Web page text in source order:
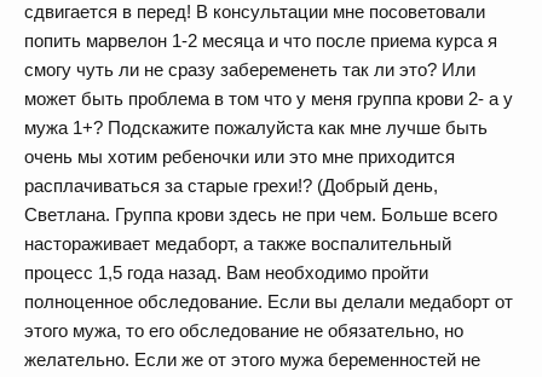
сдвигается в перед! В консультации мне посоветовали
попить марвелон 1-2 месяца и что после приема курса я
смогу чуть ли не сразу забеременеть так ли это? Или
может быть проблема в том что у меня группа крови 2- а у
мужа 1+? Подскажите пожалуйста как мне лучше быть
очень мы хотим ребеночки или это мне приходится
расплачиваться за старые грехи!? (Добрый день,
Светлана. Группа крови здесь не при чем. Больше всего
настораживает медаборт, а также воспалительный
процесс 1,5 года назад. Вам необходимо пройти
полноценное обследование. Если вы делали медаборт от
этого мужа, то его обследование не обязательно, но
желательно. Если же от этого мужа беременностей не